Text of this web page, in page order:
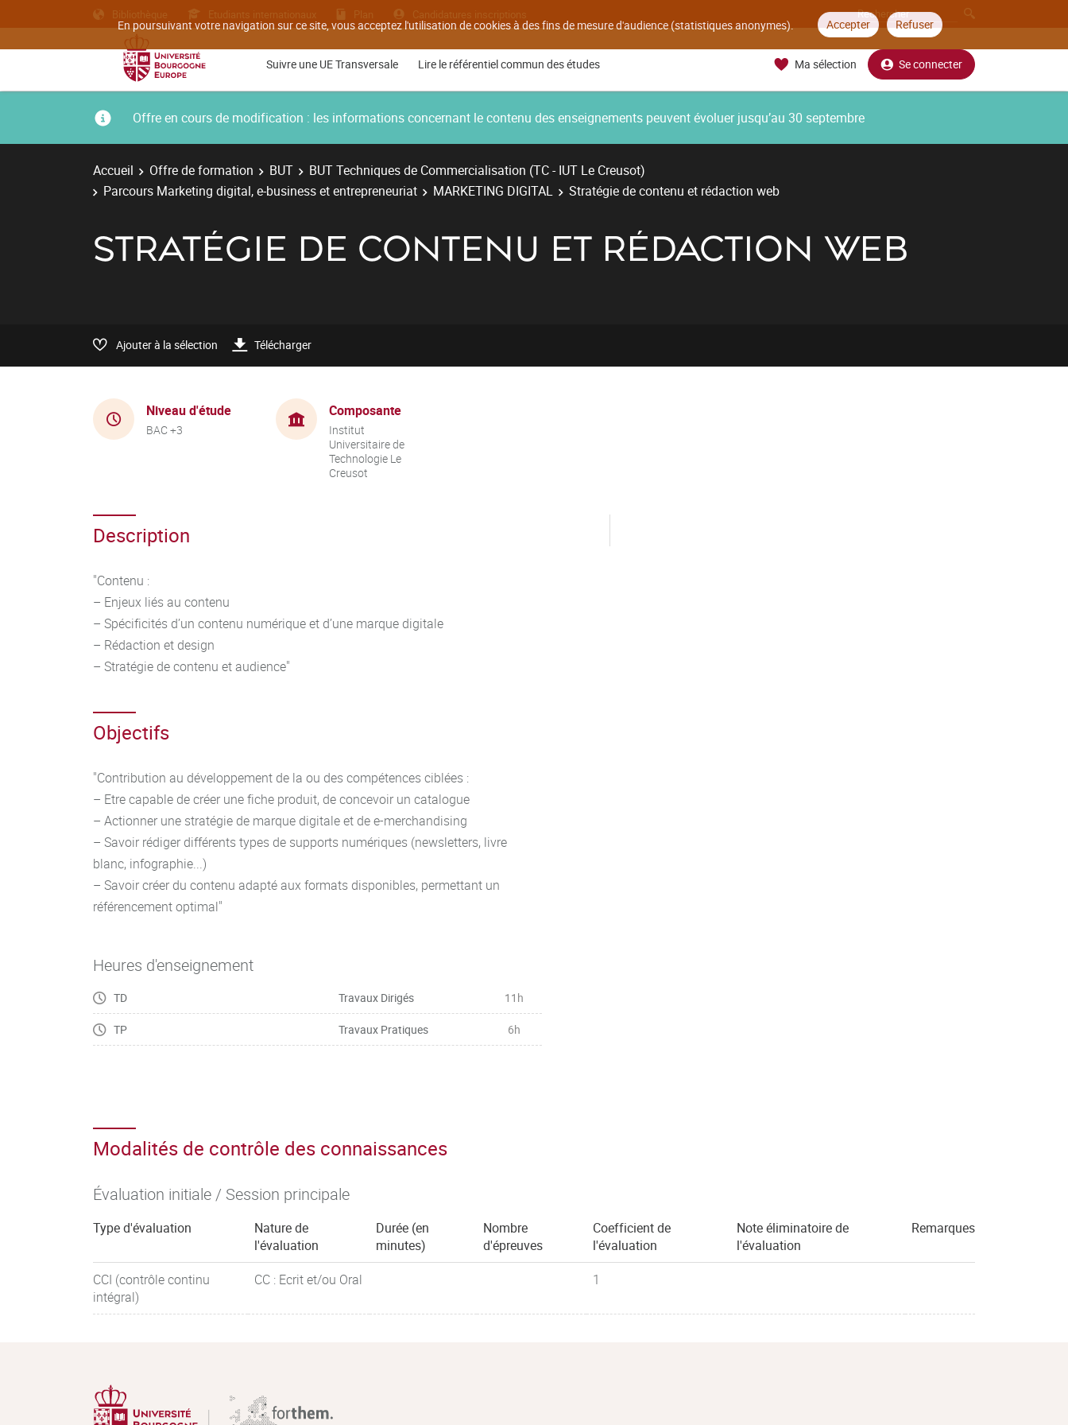
En poursuivant votre navigation sur ce site, vous acceptez l'utilisation de cookies à des fins de mesure d'audience (statistiques anonymes). Accepter Refuser
Bibliothèque Etudiants internationaux Plan Candidatures inscriptions
Suivre une UE Transversale Lire le référentiel commun des études Ma sélection Se connecter
Offre en cours de modification : les informations concernant le contenu des enseignements peuvent évoluer jusqu’au 30 septembre
Accueil Offre de formation BUT
BUT Techniques de Commercialisation (TC - IUT Le Creusot)
Parcours Marketing digital, e-business et entrepreneuriat
MARKETING DIGITAL Stratégie de contenu et rédaction web
STRATÉGIE DE CONTENU ET RÉDACTION WEB
Ajouter à la sélection Télécharger
Niveau d'étude
BAC +3
Composante
Institut
Universitaire de
Technologie Le
Creusot
Description
"Contenu :
– Enjeux liés au contenu
– Spécificités d’un contenu numérique et d’une marque digitale
– Rédaction et design
– Stratégie de contenu et audience"
Objectifs
"Contribution au développement de la ou des compétences ciblées :
– Etre capable de créer une fiche produit, de concevoir un catalogue
– Actionner une stratégie de marque digitale et de e-merchandising
– Savoir rédiger différents types de supports numériques (newsletters, livre
blanc, infographie...)
– Savoir créer du contenu adapté aux formats disponibles, permettant un
référencement optimal"
Heures d'enseignement
TD Travaux Dirigés 11h
TP Travaux Pratiques 6h
Modalités de contrôle des connaissances
Évaluation initiale / Session principale
Type d'évaluation
Nature de
l'évaluation
Durée (en
minutes)
Nombre
d'épreuves
Coefficient de
l'évaluation
Note éliminatoire de
l'évaluation
Remarques
CCI (contrôle continu
intégral)
CC : Ecrit et/ou Oral 1